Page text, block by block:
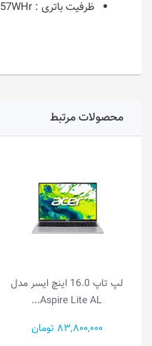
ظرفیت باتری : 57WHr
محصولات مرتبط
لپ تاپ گیمینگ 16.0 اینچ ایسر
مدل Predato...
315,900,000 تومان